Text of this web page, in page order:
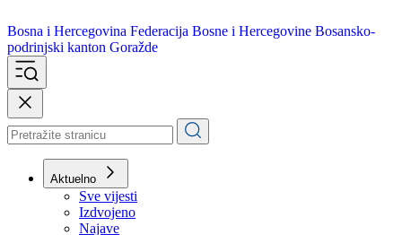
Bosna i Hercegovina
podrinjski kanton Goražde
Aktuelno